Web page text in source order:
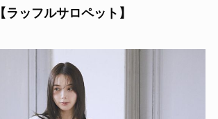
【ラッフルサロペット】